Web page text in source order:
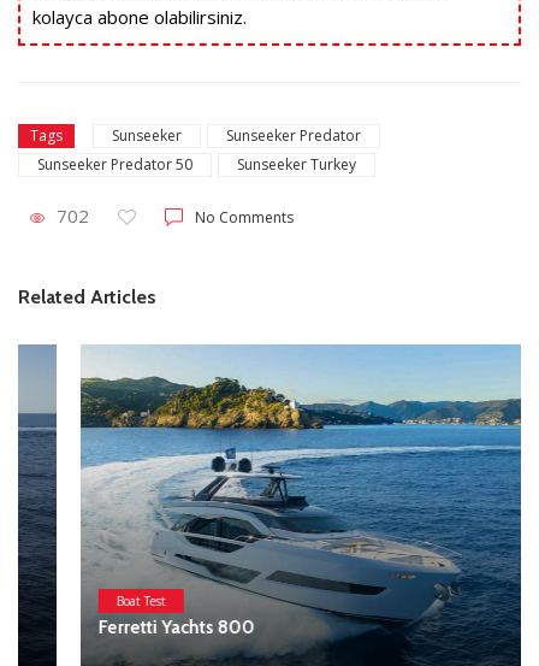
kolayca abone olabilirsiniz.
Tags Sunseeker
Sunseeker Predator
Sunseeker Predator 50
Sunseeker Turkey
702 No Comments
Related Articles
Ferretti Yachts 800